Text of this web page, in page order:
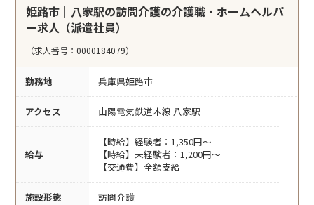
姫路市｜八家駅の訪問介護の介護職・ホームヘルパ
ー求人（派遣社員）
（求人番号：0000184079）
勤務地 兵庫県姫路市
アクセス 山陽電気鉄道本線 八家駅
給与
【時給】経験者：1,350円～
【時給】未経験者：1,200円～
【交通費】全額支給
施設形態 訪問介護